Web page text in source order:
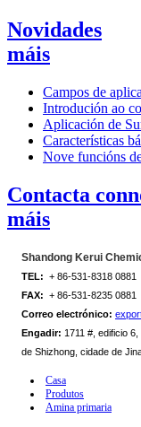
Novidades
máis
Campos de
Introdución ao
Aplicación de
Características
Nove funcións
Contacta
máis
Shandong Kerui
TEL: + 86-531-8318 0881
FAX: + 86-531-8235 0881
Correo electrónico:
Engadir: 1711 #, edificio
de Shizhong, cidade de
Casa
Produtos
Amina primaria